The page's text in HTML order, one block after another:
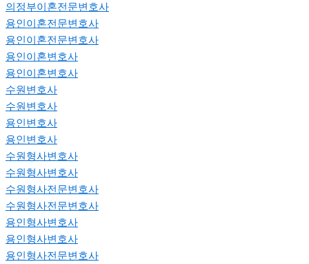
의정부이혼전문변호사
용인이혼전문변호사
용인이혼전문변호사
용인이혼변호사
용인이혼변호사
수원변호사
수원변호사
용인변호사
용인변호사
수원형사변호사
수원형사변호사
수원형사전문변호사
수원형사전문변호사
용인형사변호사
용인형사변호사
용인형사전문변호사